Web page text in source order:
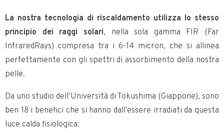
La nostra tecnologia di riscaldamento utilizza lo stesso
principio dei raggi solari, nella sola gamma FIR (Far
InfraredRays) compresa tra i 6-14 micron, che si allinea
perfettamente con gli spettri di assorbimento della nostra
pelle.
Da uno studio dell’Università di Tokushima (Giappone), sono
ben 18 i benefici che si hanno dall’essere irradiati da questa
luce calda fisiologica: